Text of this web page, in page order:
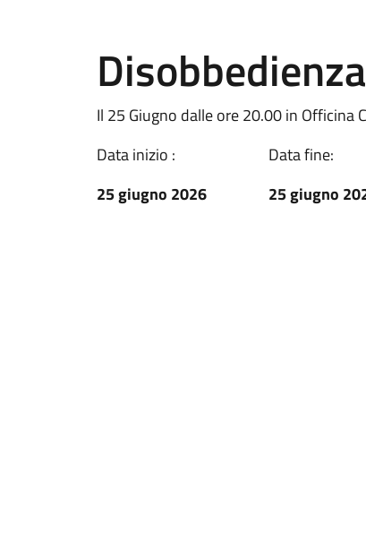
Il 25 Giugno dalle ore 20.00 in Officina
Data inizio :
25 giugno 2026
Data fine:
25 giugno